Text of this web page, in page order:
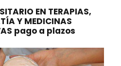
n
a
l
e
r
l
e
s
:
EN TERAPIAS,
Y MEDICINAS
pago a plazos